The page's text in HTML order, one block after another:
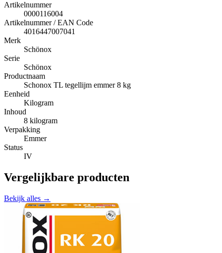
Artikelnummer
0000116004
Artikelnummer / EAN Code
4016447007041
Merk
Schönox
Serie
Schönox
Productnaam
Schonox TL tegellijm emmer 8 kg
Eenheid
Kilogram
Inhoud
8 kilogram
Verpakking
Emmer
Status
IV
Vergelijkbare producten
Bekijk alles →